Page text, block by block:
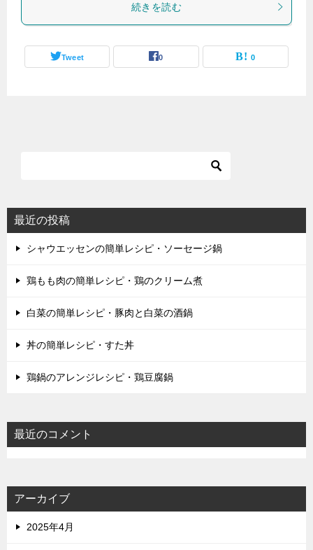
続きを読む
Tweet 0 0
最近の投稿
シャウエッセンの簡単レシピ・ソーセージ鍋
鶏もも肉の簡単レシピ・鶏のクリーム煮
白菜の簡単レシピ・豚肉と白菜の酒鍋
丼の簡単レシピ・すた丼
鶏鍋のアレンジレシピ・鶏豆腐鍋
最近のコメント
アーカイブ
2025年4月